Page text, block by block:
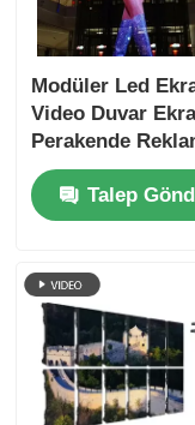
Modüler Led
Video Duvar
Perakende
Arka Planı İçin
Talep